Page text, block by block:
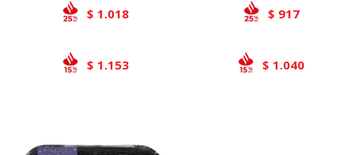
$ 1.018
$ 1.153
$ 917
$ 1.040